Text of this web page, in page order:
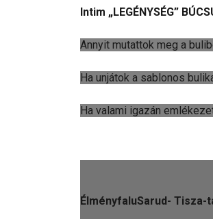
Intim „LEGÉNYSÉG”
Annyit mutattok meg a
Ha unjátok a sablonos
Ha valami igazán
ÉlményfaluSarud- Tisza-